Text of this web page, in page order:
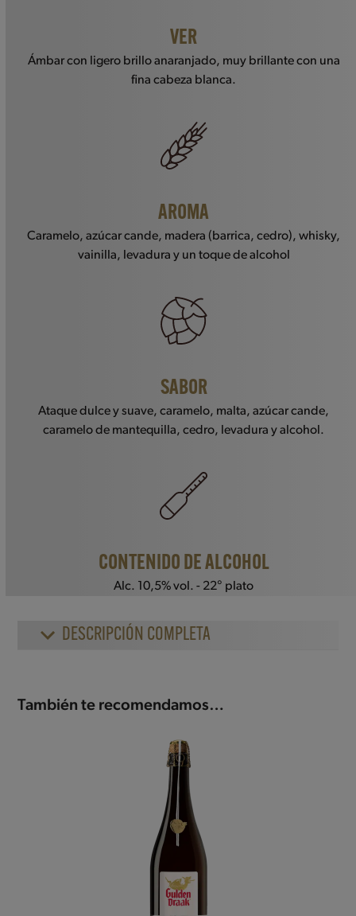
VER
Ámbar con ligero brillo anaranjado, muy brillante con una
fina cabeza blanca.
AROMA
Caramelo, azúcar cande, madera (barrica, cedro), whisky,
vainilla, levadura y un toque de alcohol
SABOR
Ataque dulce y suave, caramelo, malta, azúcar cande,
caramelo de mantequilla, cedro, levadura y alcohol.
CONTENIDO DE ALCOHOL
Alc. 10,5% vol. - 22° plato
DESCRIPCIÓN COMPLETA
También te recomendamos…